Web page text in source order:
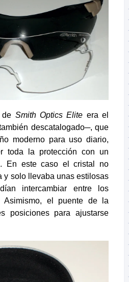
de Smith Optics Elite era el
descatalogado─, que
moderno para uso diario,
toda la protección con un
En este caso el cristal no
y solo llevaba unas estilosas
intercambiar entre los
Asimismo, el puente de la
posiciones para ajustarse